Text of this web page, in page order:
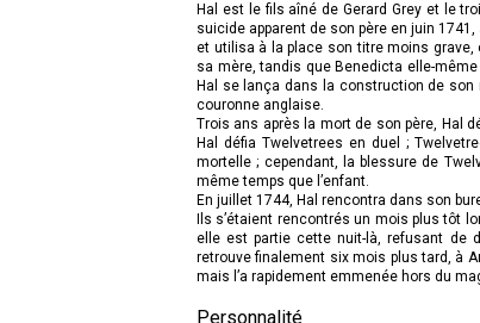
Hal est le fils aîné de Gerard Grey et le
suicide apparent de son père en juin
et utilisa à la place son titre moins grave,
sa mère, tandis que Benedicta elle-
Hal se lança dans la construction de son
couronne anglaise.
Trois ans après la mort de son père, Hal
Hal défia Twelvetrees en duel ;
mortelle ; cependant, la blessure de
même temps que l’enfant.
En juillet 1744, Hal rencontra dans son
Ils s’étaient rencontrés un mois plus tôt
elle est partie cette nuit-là, refusant de
retrouve finalement six mois plus tard, à
mais l’a rapidement emmenée hors du
Personnalité